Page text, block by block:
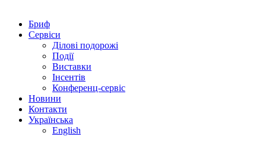
Бриф
Сервіси
Ділові подорожі
Події
Виставки
Інсентів
Конференц-сервіс
Новини
Контакти
Українська
English